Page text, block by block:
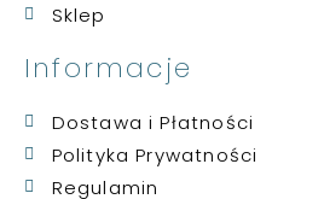
Sklep
Informacje
Dostawa i Płatności
Polityka Prywatności
Regulamin